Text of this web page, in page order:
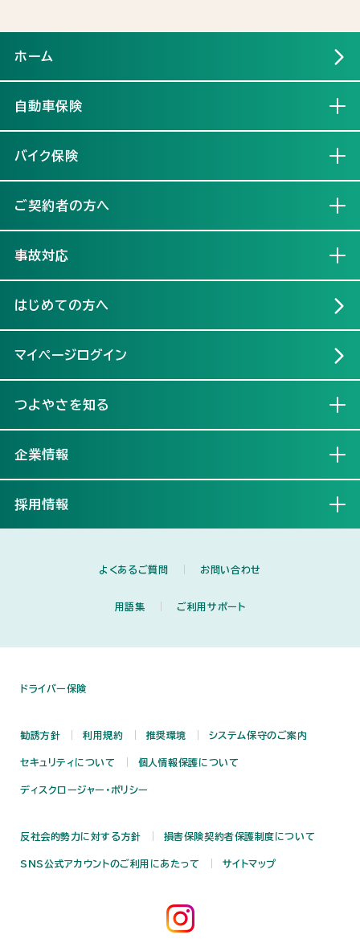
ホーム
自動車保険
バイク保険
ご契約者の方へ
事故対応
はじめての方へ
マイページログイン
つよやさを知る
企業情報
採用情報
よくあるご質問 お問い合わせ
用語集 ご利用サポート
ドライバー保険
勧誘方針 利用規約 推奨環境 システム保守のご案内
セキュリティについて 個人情報保護について
ディスクロージャー・ポリシー
反社会的勢力に対する方針 損害保険契約者保護制度について
SNS公式アカウントのご利用にあたって サイトマップ